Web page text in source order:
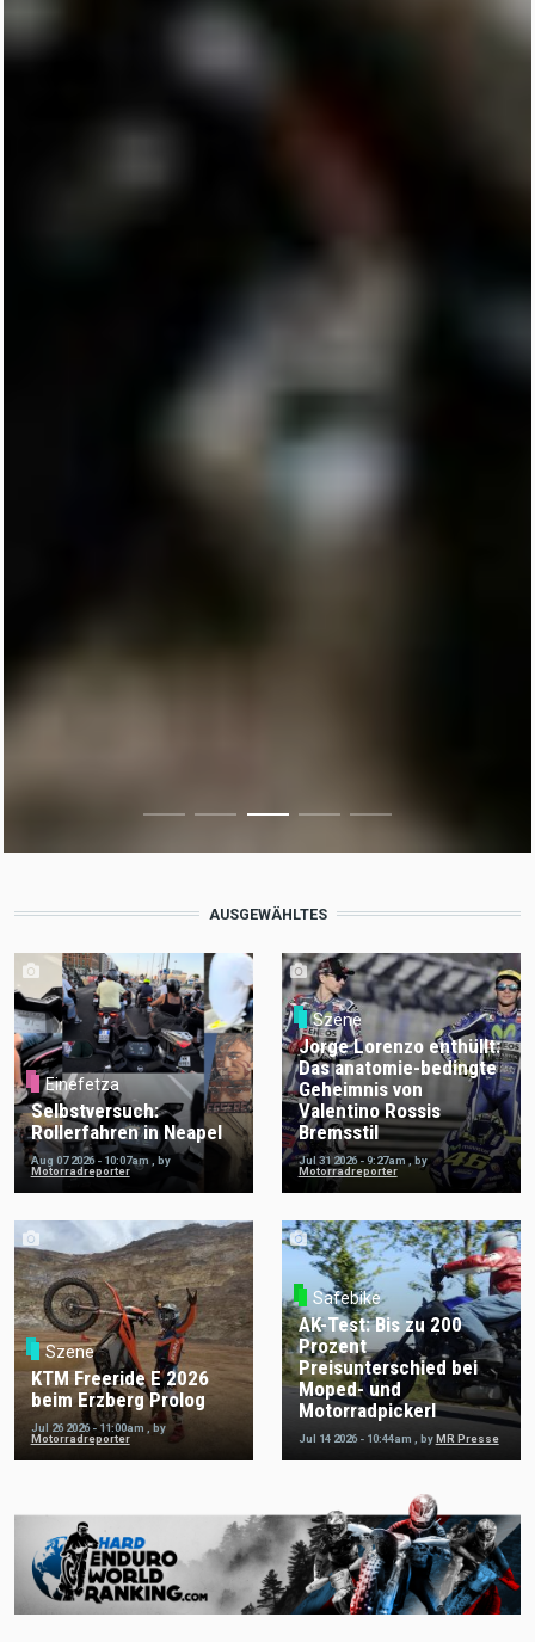
AUSGEWÄHLTES
Einefetza
Selbstversuch:
Rollerfahren in Neapel
Aug 07 2026 - 10:07am
by
Motorradreporter
Szene
Jorge Lorenzo enthüllt:
Das anatomie-bedingte
Geheimnis von
Valentino Rossis
Bremsstil
Jul 31 2026 - 9:27am ,by
Motorradreporter
Szene
KTM Freeride E 2026
beim Erzberg Prolog
Jul 26 2026 - 11:00am
by
Motorradreporter
Safebike
AK-Test: Bis zu 200
Prozent
Preisunterschied bei
Moped- und
Motorradpickerl
Jul 14 2026 - 10:44am byMR Presse